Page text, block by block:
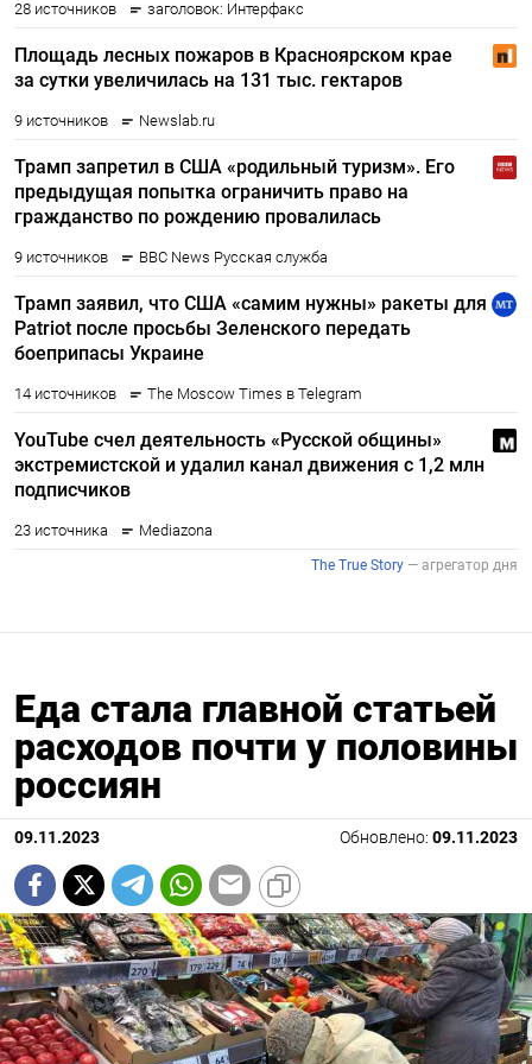
Еда стала главной статьей
расходов почти у половины
россиян
09.11.2023 Обновлено: 09.11.2023